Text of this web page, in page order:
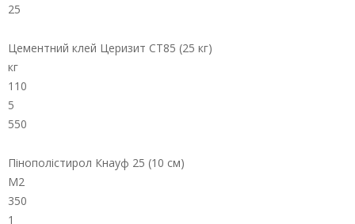
25
Цементний клей Церизит СТ85 (25 кг)
кг
110
5
550
Пінополістирол Кнауф 25 (10 см)
М2
350
1